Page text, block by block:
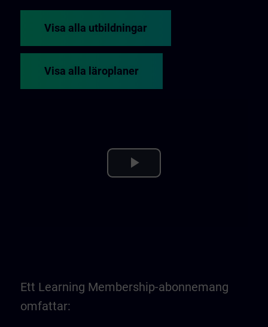
Visa alla utbildningar
Visa alla läroplaner
Play
Ett Learning Membership-abonnemang
omfattar: